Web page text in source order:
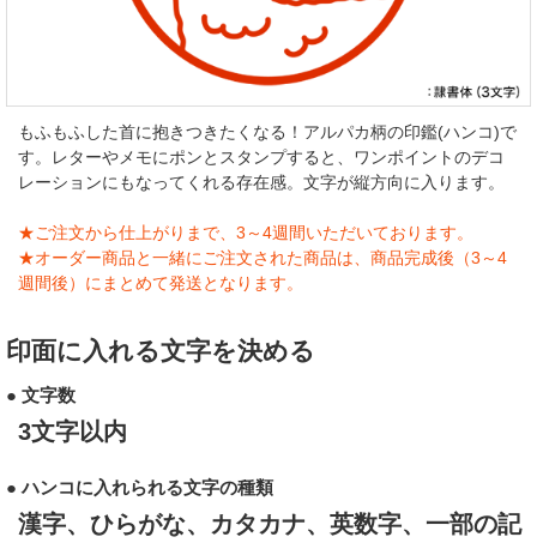
もふもふした首に抱きつきたくなる！アルパカ柄の印鑑(ハンコ)で
す。レターやメモにポンとスタンプすると、ワンポイントのデコ
レーションにもなってくれる存在感。文字が縦方向に入ります。
★ご注文から仕上がりまで、3～4週間いただいております。
★オーダー商品と一緒にご注文された商品は、商品完成後（3～4
週間後）にまとめて発送となります。
印面に入れる文字を決める
● 文字数
3文字以内
● ハンコに入れられる文字の種類
漢字、ひらがな、カタカナ、英数字、一部の記